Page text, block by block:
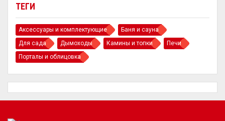
ТЕГИ
Аксессуары и комплектующие
Баня и сауна
Для сада
Дымоходы Камины и топки
Печи
Порталы и облицовка